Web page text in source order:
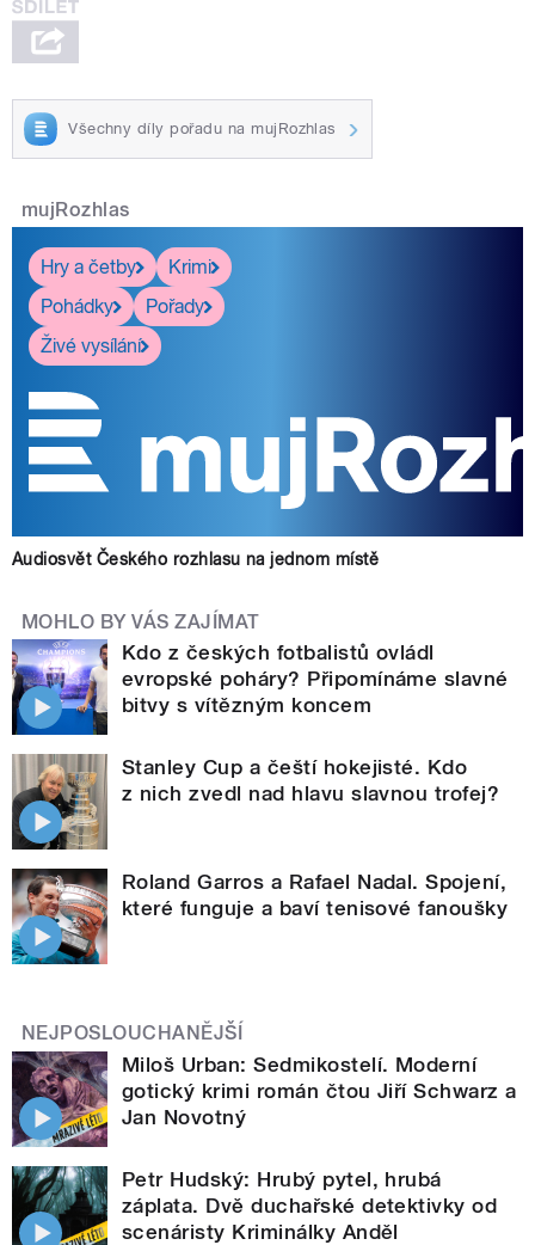
Všechny díly pořadu na mujRozhlas
mujRozhlas
Hry a četby
Krimi
Pohádky
Pořady
Živé vysílání
Audiosvět Českého rozhlasu na jednom místě
MOHLO BY VÁS ZAJÍMAT
Kdo z českých fotbalistů ovládl
evropské poháry? Připomínáme slavné
bitvy s vítězným koncem
Stanley Cup a čeští hokejisté. Kdo
z nich zvedl nad hlavu slavnou trofej?
Roland Garros a Rafael Nadal. Spojení,
které funguje a baví tenisové fanoušky
NEJPOSLOUCHANĚJŠÍ
Miloš Urban: Sedmikostelí. Moderní
gotický krimi román čtou Jiří Schwarz a
Jan Novotný
Petr Hudský: Hrubý pytel, hrubá
záplata. Dvě duchařské detektivky od
scenáristy Kriminálky Anděl